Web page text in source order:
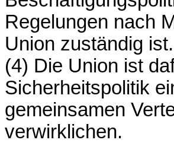
Regelungen nach
Union zuständig ist.
(4) Die Union ist
Sicherheitspolitik
gemeinsamen
verwirklichen.